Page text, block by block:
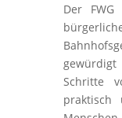
Der
Schritte